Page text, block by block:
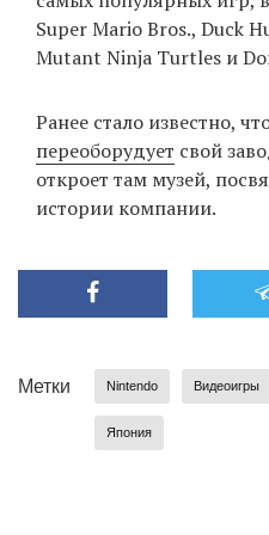
Super Mario Bros., Duck
Mutant Ninja Turtles и
Ранее стало известно,
переоборудует свой
откроет там музей,
истории компании.
Метки Nintendo Видеоигры
Япония